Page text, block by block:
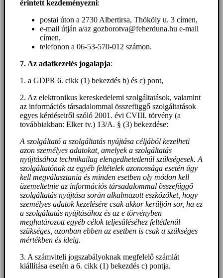
érintett kezdeményezni:
postai úton a 2730 Albertirsa, Thököly u. 3 címen,
e-mail útján a/az gozborotva@feherduna.hu e-mail
címen,
telefonon a 06-53-570-012 számon.
7. Az adatkezelés jogalapja:
1. a GDPR 6. cikk (1) bekezdés b) és c) pont,
2. Az elektronikus kereskedelemi szolgáltatások, valamint
az információs társadalommal összefüggő szolgáltatások
egyes kérdéseiről szóló 2001. évi CVIII. törvény (a
továbbiakban: Elker tv.) 13/A. § (3) bekezdése:
A szolgáltató a szolgáltatás nyújtása céljából kezelheti
azon személyes adatokat, amelyek a szolgáltatás
nyújtásához technikailag elengedhetetlenül szükségesek. A
szolgáltatónak az egyéb feltételek azonossága esetén úgy
kell megválasztania és minden esetben oly módon kell
üzemeltetnie az információs társadalommal összefüggő
szolgáltatás nyújtása során alkalmazott eszközöket, hogy
személyes adatok kezelésére csak akkor kerüljön sor, ha ez
a szolgáltatás nyújtásához és az e törvényben
meghatározott egyéb célok teljesüléséhez feltétlenül
szükséges, azonban ebben az esetben is csak a szükséges
mértékben és ideig.
3. A számviteli jogszabályoknak megfelelő számlát
kiállítása esetén a 6. cikk (1) bekezdés c) pontja.